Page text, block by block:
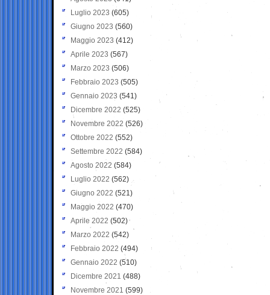
Luglio 2023 (605)
Giugno 2023 (560)
Maggio 2023 (412)
Aprile 2023 (567)
Marzo 2023 (506)
Febbraio 2023 (505)
Gennaio 2023 (541)
Dicembre 2022 (525)
Novembre 2022 (526)
Ottobre 2022 (552)
Settembre 2022 (584)
Agosto 2022 (584)
Luglio 2022 (562)
Giugno 2022 (521)
Maggio 2022 (470)
Aprile 2022 (502)
Marzo 2022 (542)
Febbraio 2022 (494)
Gennaio 2022 (510)
Dicembre 2021 (488)
Novembre 2021 (599)